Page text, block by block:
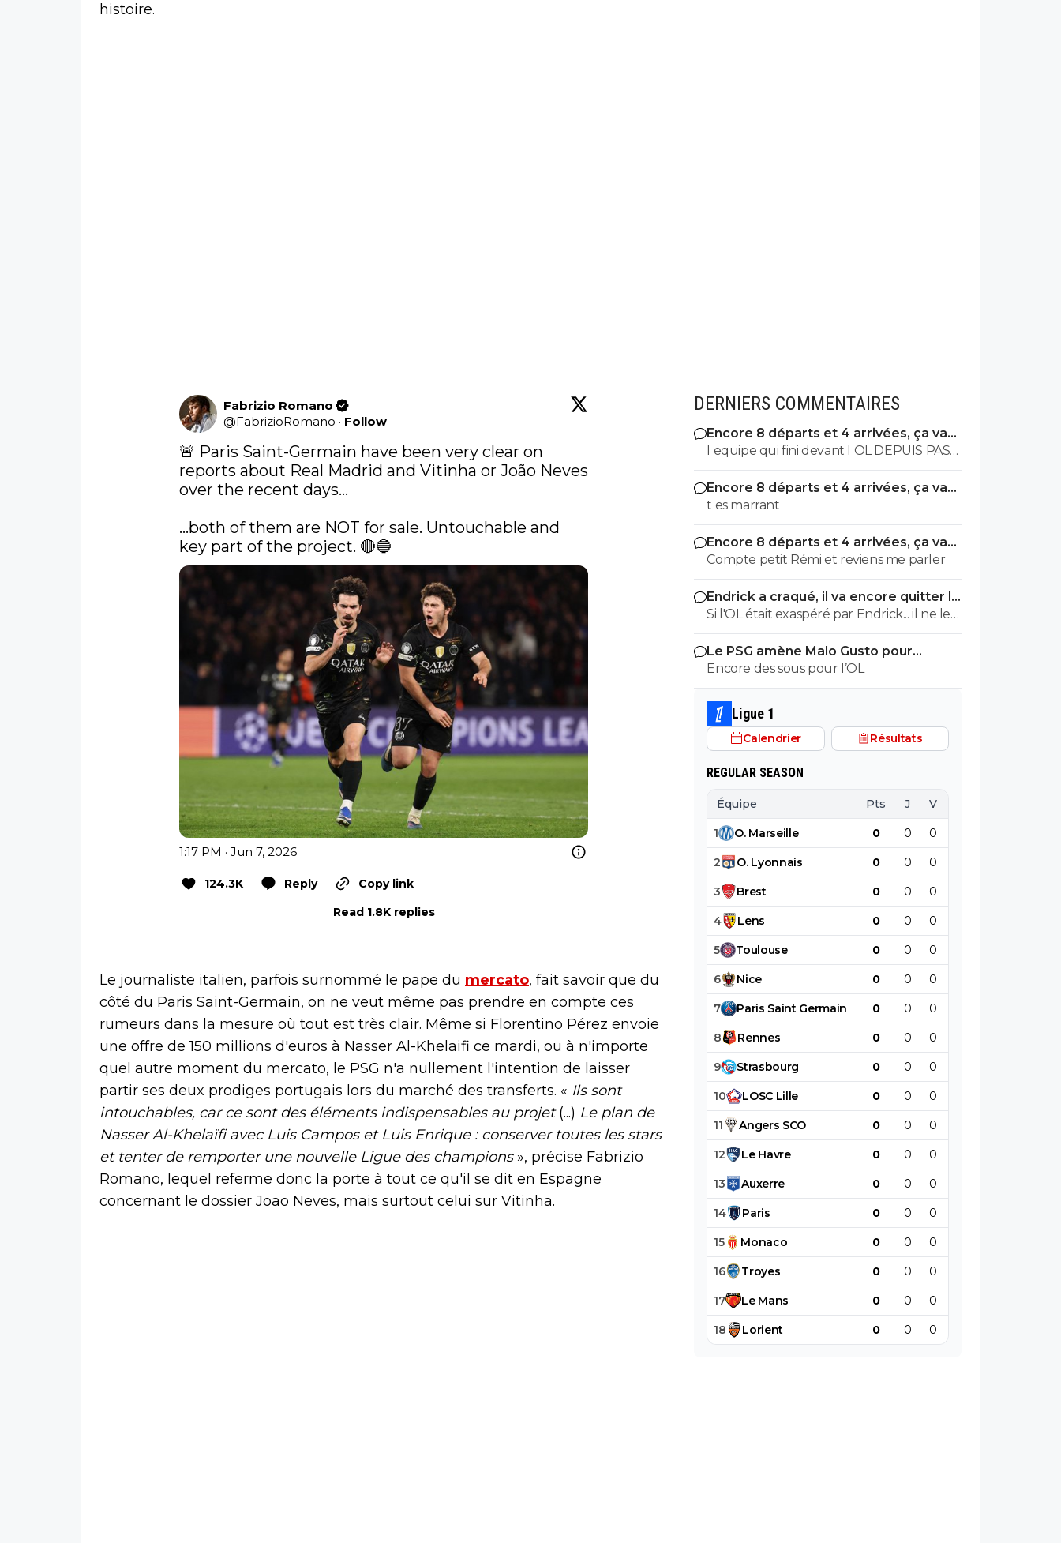
histoire.
Fabrizio Romano
@FabrizioRomano · Follow
🚨 Paris Saint-Germain have been very clear on
reports about Real Madrid and Vitinha or João Neves
over the recent days…
…both of them are NOT for sale. Untouchable and
key part of the project. 🔴🔵
1:17 PM · Jun 7, 2026
124.3K Reply
Copy link
Read 1.8K replies
Le journaliste italien, parfois surnommé le pape du mercato, fait savoir que du
côté du Paris Saint-Germain, on ne veut même pas prendre en compte ces
rumeurs dans la mesure où tout est très clair. Même si Florentino Pérez envoie
une offre de 150 millions d'euros à Nasser Al-Khelaifi ce mardi, ou à n'importe
quel autre moment du mercato, le PSG n'a nullement l'intention de laisser
partir ses deux prodiges portugais lors du marché des transferts. « Ils sont
intouchables, car ce sont des éléments indispensables au projet(...) Le plan de
Nasser Al-Khelaïfi avec Luis Campos et Luis Enrique : conserver toutes les stars
et tenter de remporter une nouvelle Ligue des champions », précise Fabrizio
Romano, lequel referme donc la porte à tout ce qu'il se dit en Espagne
concernant le dossier Joao Neves, mais surtout celui sur Vitinha.
DERNIERS COMMENTAIRES
Encore 8 départs et 4 arrivées, ça va
valser à l'OL
l equipe qui fini devant l OL DEPUIS PAS
MAL DE TPS? lol. t es tro malin toi
Encore 8 départs et 4 arrivées, ça va
valser à l'OL
t es marrant
Encore 8 départs et 4 arrivées, ça va
valser à l'OL
Compte petit Rémi et reviens me parler
Endrick a craqué, il va encore quitter le
Real
Si l'OL était exaspéré par Endrick... il ne le
suivrait pas de très près. Bref... Quand
l'équipe sera complète... ce sera beaucoup
mieux.
Le PSG amène Malo Gusto pour
concurrencer Hakimi
Encore des sous pour l’OL
Ligue 1
Calendrier Résultats
REGULAR SEASON
Équipe Pts J V
1 O. Marseille 0 0 0
2 O. Lyonnais 0 0 0
3 Brest 0 0 0
4 Lens 0 0 0
5 Toulouse 0 0 0
6 Nice 0 0 0
7 Paris Saint Germain 0 0 0
8 Rennes 0 0 0
9 Strasbourg 0 0 0
10 LOSC Lille 0 0 0
11 Angers SCO 0 0 0
12 Le Havre 0 0 0
13 Auxerre 0 0 0
14 Paris 0 0 0
15 Monaco 0 0 0
16 Troyes 0 0 0
17 Le Mans 0 0 0
18 Lorient 0 0 0